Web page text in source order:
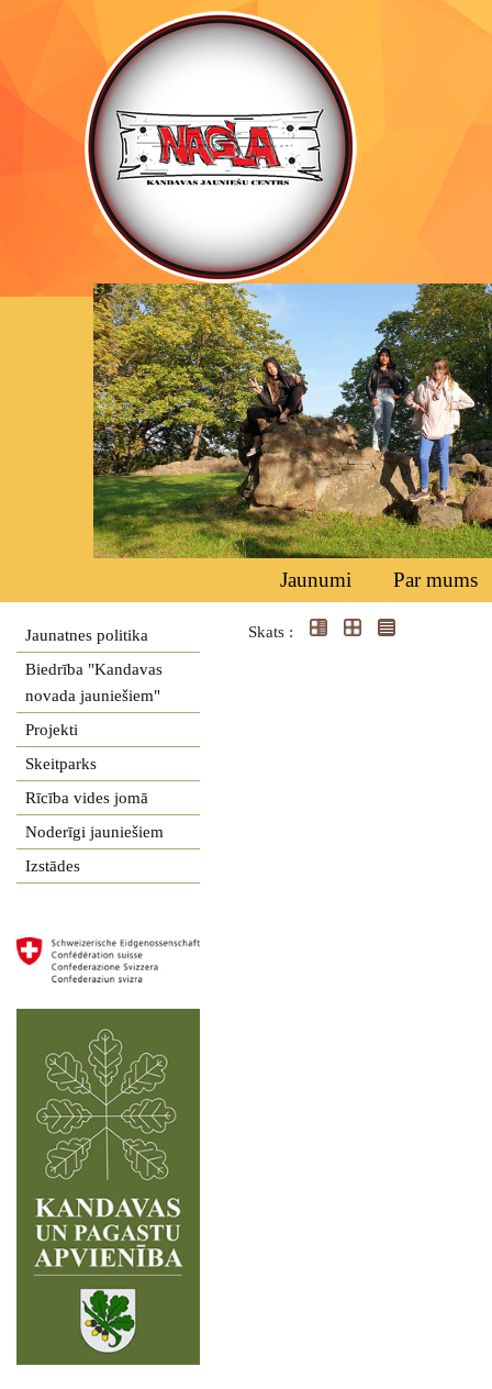
Jaunumi Par mums
Jaunatnes politika
Biedrība "Kandavas
novada jauniešiem"
Projekti
Skeitparks
Rīcība vides jomā
Noderīgi jauniešiem
Izstādes
Skats :